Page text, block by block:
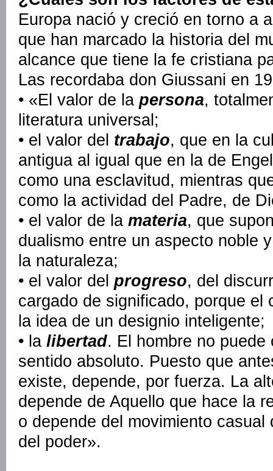
Europa nació y creció en torno a
que han marcado la historia del
alcance que tiene la fe cristiana
Las recordaba don Giussani en
• «El valor de la persona,
literatura universal;
• el valor del trabajo, que en la
antigua al igual que en la de
como una esclavitud, mientras
como la actividad del Padre, de
• el valor de la materia, que
dualismo entre un aspecto noble
la naturaleza;
• el valor del progreso, del
cargado de significado, porque el
la idea de un designio inteligente;
• la libertad. El hombre no
sentido absoluto. Puesto que
existe, depende, por fuerza. La
depende de Aquello que hace la
o depende del movimiento
del poder».